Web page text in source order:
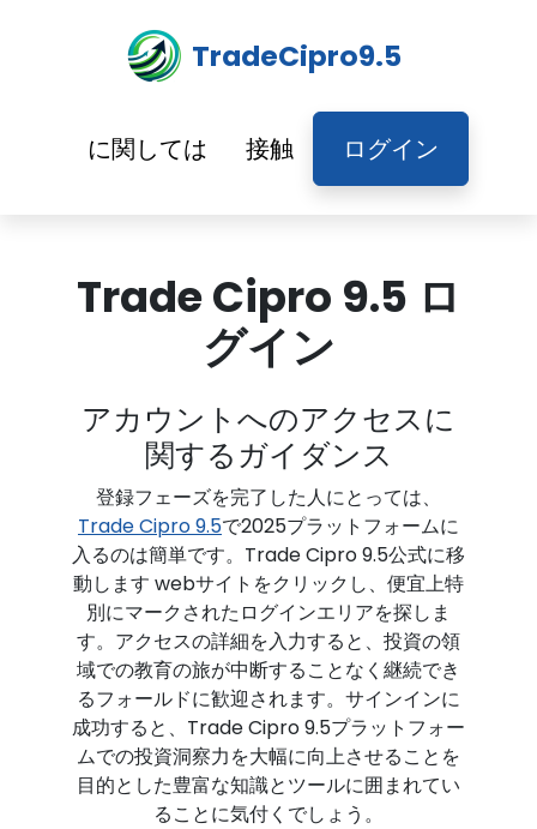
TradeCipro9.5
に関しては 接触 ログイン
Trade Cipro 9.5 ロ
グイン
アカウントへのアクセスに
関するガイダンス
登録フェーズを完了した人にとっては、
Trade Cipro 9.5で2025プラットフォームに
入るのは簡単です。Trade Cipro 9.5公式に移
動します webサイトをクリックし、便宜上特
別にマークされたログインエリアを探しま
す。アクセスの詳細を入力すると、投資の領
域での教育の旅が中断することなく継続でき
るフォールドに歓迎されます。サインインに
成功すると、Trade Cipro 9.5プラットフォー
ムでの投資洞察力を大幅に向上させることを
目的とした豊富な知識とツールに囲まれてい
ることに気付くでしょう。